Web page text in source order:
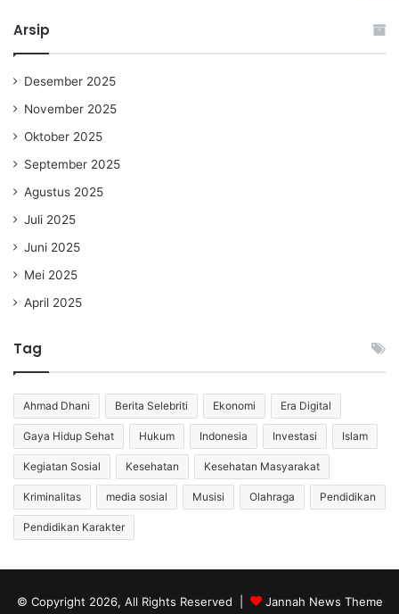
Arsip
Desember 2025
November 2025
Oktober 2025
September 2025
Agustus 2025
Juli 2025
Juni 2025
Mei 2025
April 2025
Tag
Ahmad Dhani Berita Selebriti Ekonomi Era Digital
Gaya Hidup Sehat Hukum Indonesia Investasi Islam
Kegiatan Sosial Kesehatan Kesehatan Masyarakat
Kriminalitas media sosial Musisi Olahraga Pendidikan
Pendidikan Karakter
© Copyright 2026, All Rights Reserved | Jannah News Theme